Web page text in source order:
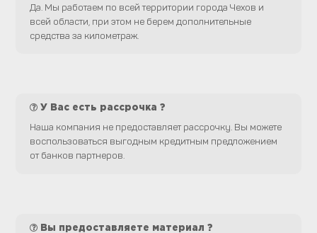
Да. Мы работаем по всей территории города Чехов и
всей области, при этом не берем дополнительные
средства за километраж.
У Вас есть рассрочка ?
Наша компания не предоставляет рассрочку. Вы можете
воспользоваться выгодным кредитным предложением
от банков партнеров.
Вы предоставляете материал ?